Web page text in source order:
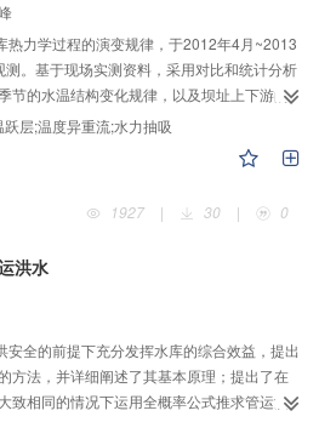
坏过程及机理规律相似，量值相近，且试
，锦屏一级拱坝模型试验采用在破碎带统一
别降强是合理可行的，试验成果是可靠的。
热力学过程的演变规律，于2012年4月~2013
。基于现场实测资料，采用对比和统计分析
节的水温结构变化规律，以及坝址上下游的
库区水温分层等温线呈近似水平线，坝前垂
，冬季库尾段出现冷水下潜现象；与坝址天
程表现出了明显的均化效应和延迟效应，最
温出现在12月达3.3℃；由于深层取水，电
性，取水口对坝前分层水体具有“抽吸”作用。
层;温度异重流;水力抽吸
1927
| 30 | 0
洪水
安全的前提下充分发挥水库的综合效益，提出
方法，并详细阐述了其基本原理；提出了在
致相同的情况下运用全概率公式推求管运洪